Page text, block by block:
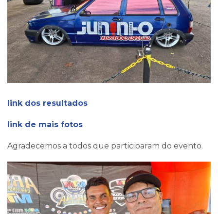
link dos resultados
link de mais fotos
Agradecemos a todos que participaram do evento.